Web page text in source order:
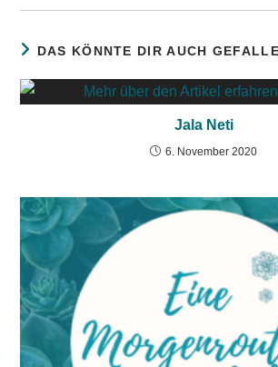
DAS KÖNNTE DIR AUCH
Jala Neti
6. November 2020